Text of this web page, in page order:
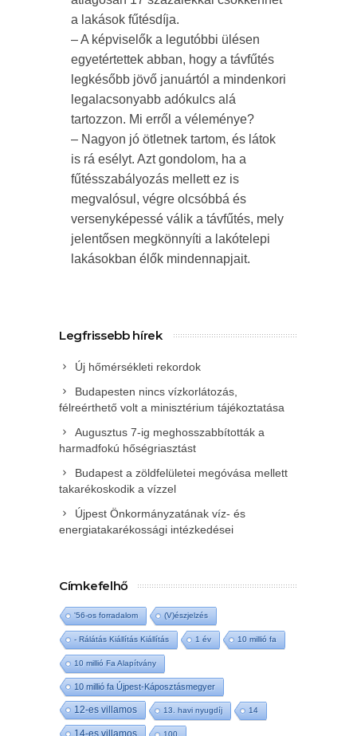
a lakások fűtésdíja.
– A képviselők a legutóbbi ülésen
egyetértettek abban, hogy a távfűtés
legkésőbb jövő januártól a mindenkori
legalacsonyabb adókulcs alá
tartozzon. Mi erről a véleménye?
– Nagyon jó ötletnek tartom, és látok
is rá esélyt. Azt gondolom, ha a
fűtésszabályozás mellett ez is
megvalósul, végre olcsóbbá és
versenyképessé válik a távfűtés, mely
jelentősen megkönnyíti a lakótelepi
lakásokban élők mindennapjait.
Legfrissebb hírek
Új hőmérsékleti rekordok
Budapesten nincs vízkorlátozás,
félreérthető volt a minisztérium tájékoztatása
Augusztus 7-ig meghosszabbították a
harmadfokú hőségriasztást
Budapest a zöldfelületei megóvása mellett
takarékoskodik a vízzel
Újpest Önkormányzatának víz- és
energiatakarékossági intézkedései
Címkefelhő
'56-os forradalom (V)észjelzés
- Rálátás Kiállítás Kiállítás 1 év 10 millió fa
10 millió Fa Alapítvány
10 millió fa Újpest-Káposztásmegyer
12-es villamos 13. havi nyugdíj 14